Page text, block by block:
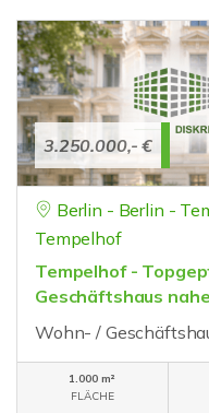
3.250.000,- €
Berlin - Berlin -
Tempelhof
Tempelhof -
Geschäftshaus
Wohn- /
1.000 m²
FLÄCHE